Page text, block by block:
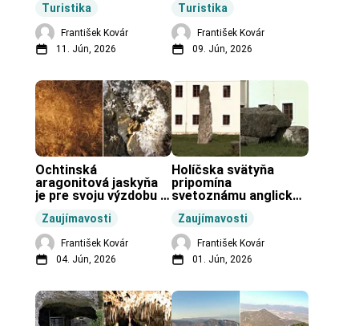
Turistika
František Kovár
11. Jún, 2026
Turistika
František Kovár
09. Jún, 2026
Zaujímavosti
Ochtinská
aragonitová jaskyňa
je pre svoju výzdobu
vo svete.
František Kovár
04. Jún, 2026
Zaujímavosti
Holíčska svätyňa
pripomína
svetoznámu anglickú
František Kovár
01. Jún, 2026